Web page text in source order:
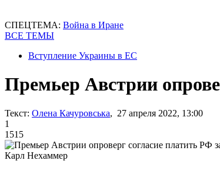
СПЕЦТЕМА: Война в Иране
ВСЕ ТЕМЫ
Вступление Украины в ЕС
Премьер Австрии
Текст: Олена Качуровська, 27 апреля 2022, 13:00
1
1515
Карл Нехаммер